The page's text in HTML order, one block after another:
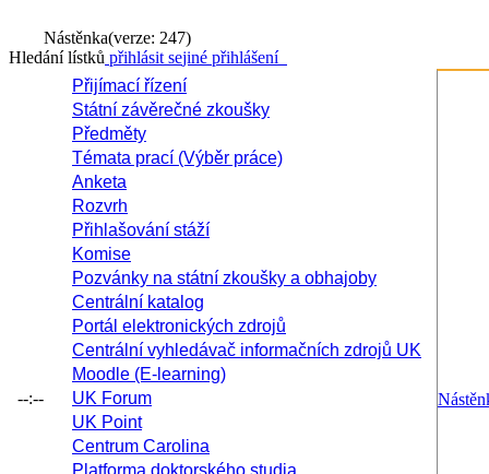
Nástěnka(verze: 247)
Hledání lístků přihlásit sejiné přihlášení
--:--
Přijímací řízení
Státní závěrečné zkoušky
Předměty
Témata prací (Výběr práce)
Anketa
Rozvrh
Přihlašování stáží
Komise
Pozvánky na státní zkoušky a obhajoby
Centrální katalog
Portál elektronických zdrojů
Centrální vyhledávač informačních zdrojů UK
Moodle (E-learning)
UK Forum
UK Point
Centrum Carolina
Platforma doktorského studia